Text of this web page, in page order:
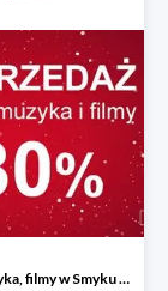
Książki, muzyka, filmy w Smyku do -80%